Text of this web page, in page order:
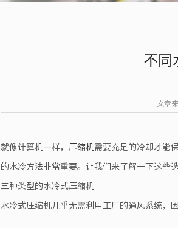
不同
文章来
就像计算机一样， 压缩机需要充足的冷却才能
的水冷方法非常重要。让我们来了解一下这些
三种类型的水冷式压缩机
水冷式压缩机几乎无需利用工厂的通风系统，